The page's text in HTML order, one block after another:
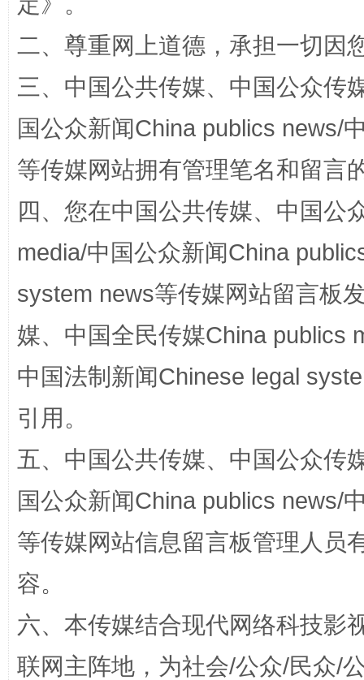
阿坝州三大球赛在茂县开幕 规模
国家大学科技园优化重塑工作
扯下公款旅游的“隐身衣” 如何以
二、尊重网上道德，承担一切因
三、中国公共传媒、中国公众传
国公众新闻China publics news/
等传媒网站拥有管理笔名和留言
四、您在中国公共传媒、中国公
media/中国公众新闻China
system news等传媒网站留言板
媒、中国全民传媒China publics
中国法制新闻Chinese legal
引用。
五、中国公共传媒、中国公众传
国公众新闻China publics news/
等传媒网站信息留言板管理人员
容。
六、本传媒结合现代网络科技影
联网主阵地，为社会/公众/民众/